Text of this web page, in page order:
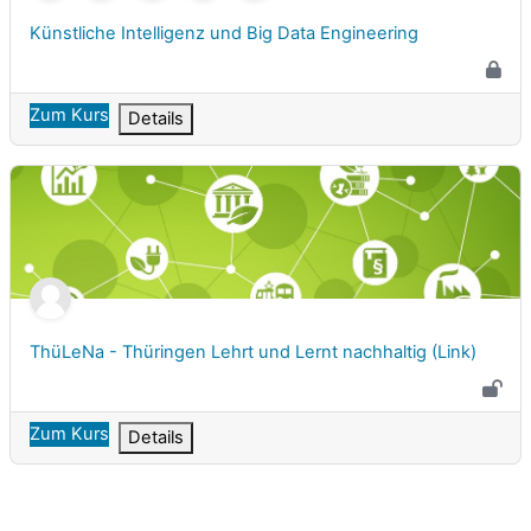
Kursname
Künstliche Intelligenz und Big Data Engineering
Zum Kurs Details
ThüLeNa - Thüringen Lehrt und Lernt nachhaltig (Link)
Kursname
ThüLeNa - Thüringen Lehrt und Lernt nachhaltig (Link)
Zum Kurs Details